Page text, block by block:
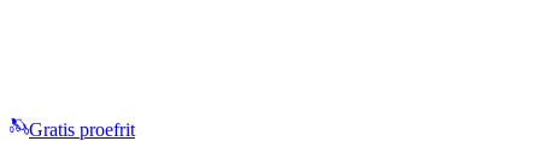
Gratis proefrit